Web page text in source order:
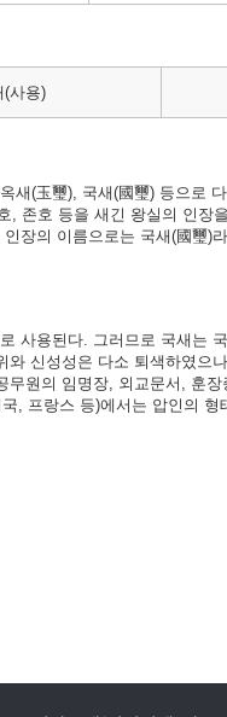
(사용)
새(玉璽), 국새(國璽) 등으로
존호 등을 새긴 왕실의 인장
장의 이름으로는 국새(國璽)
사용된다. 그러므로 국새는
신성성은 다소 퇴색하였으
원의 임명장, 외교문서, 훈
, 프랑스 등)에서는 압인의